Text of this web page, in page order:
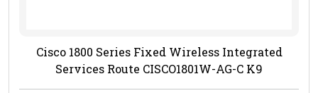
Cisco 1800 Series Fixed Wireless Integrated
Services Route CISCO1801W-AG-C K9